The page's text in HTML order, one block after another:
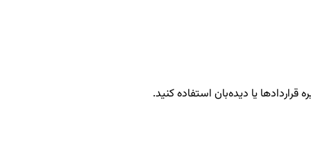
قراردادها یا دیده‌بان استفاده کنید.